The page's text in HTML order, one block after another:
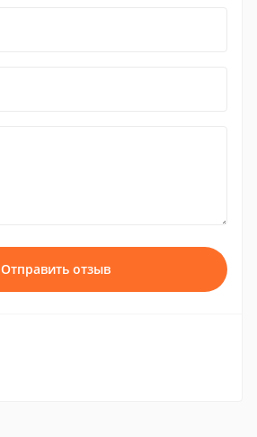
Отправить отзыв